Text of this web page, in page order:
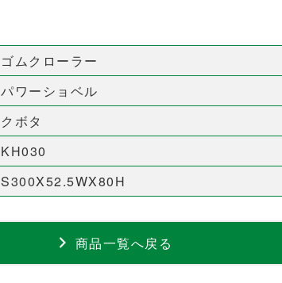
ゴムクローラー
パワーショベル
クボタ
KH030
S300X52.5WX80H
商品一覧へ戻る